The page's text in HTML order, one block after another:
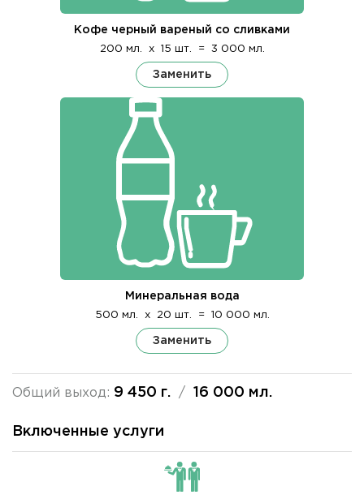
Кофе черный вареный со сливками
200 мл. x 15 шт. = 3 000 мл.
Заменить
Минеральная вода
500 мл. x 20 шт. = 10 000 мл.
Заменить
Общий выход: 9 450 г. / 16 000 мл.
Включенные услуги